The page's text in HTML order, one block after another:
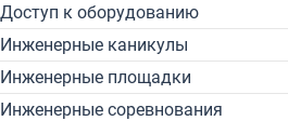
Доступ к оборудованию
Инженерные каникулы
Инженерные площадки
Инженерные соревнования